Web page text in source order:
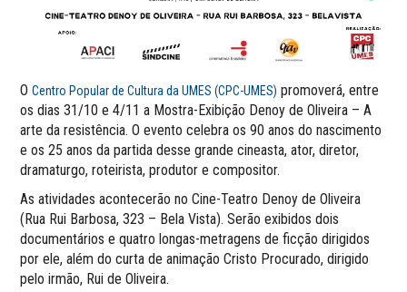
OCentro Popular de Cultura da UMES (CPC-UMES) promoverá, entre
os dias 31/10 e 4/11 a Mostra-Exibição Denoy de Oliveira – A
arte da resistência. O evento celebra os 90 anos do nascimento
e os 25 anos da partida desse grande cineasta, ator, diretor,
dramaturgo, roteirista, produtor e compositor.
As atividades acontecerão no Cine-Teatro Denoy de Oliveira
(Rua Rui Barbosa, 323 – Bela Vista). Serão exibidos dois
documentários e quatro longas-metragens de ficção dirigidos
por ele, além do curta de animação Cristo Procurado, dirigido
pelo irmão, Rui de Oliveira.